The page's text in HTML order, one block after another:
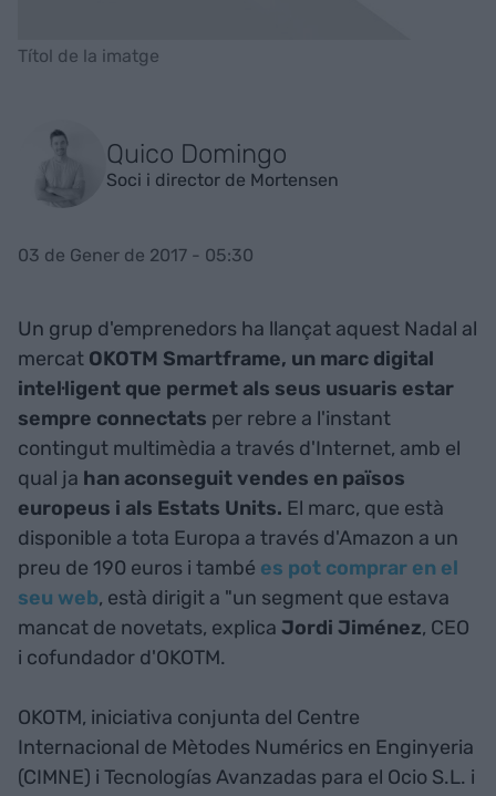
Títol de la imatge
Quico Domingo
Soci i director de Mortensen
03 de Gener de 2017 - 05:30
Un grup d'emprenedors ha llançat aquest Nadal al
mercat OKOTM Smartframe, un marc digital
intel·ligent que permet als seus usuaris estar
sempre connectats per rebre a l'instant
contingut multimèdia a través d'Internet, amb el
qual ja han aconseguit vendes en països
europeus i als Estats Units. El marc, que està
disponible a tota Europa a través d'Amazon a un
preu de 190 euros i també es pot comprar en el
seu web, està dirigit a "un segment que estava
mancat de novetats, explica Jordi Jiménez, CEO
i cofundador d'OKOTM.
OKOTM, iniciativa conjunta del Centre
Internacional de Mètodes Numérics en Enginyeria
(CIMNE) i Tecnologías Avanzadas para el Ocio S.L. i